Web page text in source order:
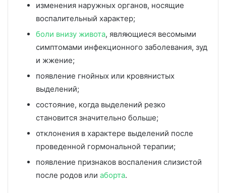
изменения наружных органов, носящие
воспалительный характер;
боли внизу живота, являющиеся весомыми
симптомами инфекционного заболевания, зуд
и жжение;
появление гнойных или кровянистых
выделений;
состояние, когда выделений резко
становится значительно больше;
отклонения в характере выделений после
проведенной гормональной терапии;
появление признаков воспаления слизистой
после родов или аборта.